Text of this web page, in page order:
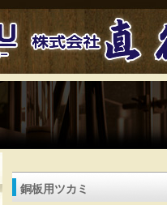
Home
銅板用ツカミ